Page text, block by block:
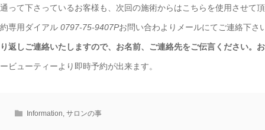
通って下さっているお客様も、次回の施術からはこちらを使用させて
約専用ダイアル 0797-75-9407Pお問い合わよりメールにてご連絡下
り返しご連絡いたしますので、お名前、ご連絡先をご伝言ください。
ービューティーより即時予約が出来ます。
Information, サロンの事